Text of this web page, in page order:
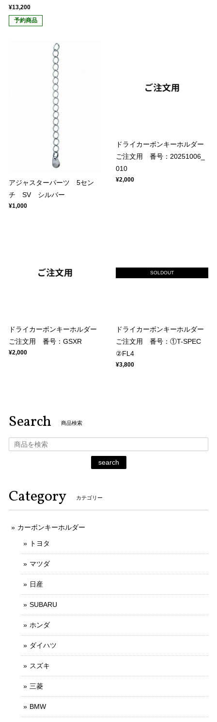
¥13,200
予約商品
アジャスターパーツ 5セン
チ SV シルバー
¥1,000
ドライカーボンキーホルダー
ご注文用 番号：20251006_
010
¥2,000
ドライカーボンキーホルダー
ご注文用 番号：GSXR
¥2,000
SOLDOUT
ドライカーボンキーホルダー
ご注文用 番号：①T-SPEC
②FL4
¥3,800
Search 商品検索
search
Category カテゴリー
カーボンキーホルダー
トヨタ
マツダ
日産
SUBARU
ホンダ
ダイハツ
スズキ
三菱
BMW